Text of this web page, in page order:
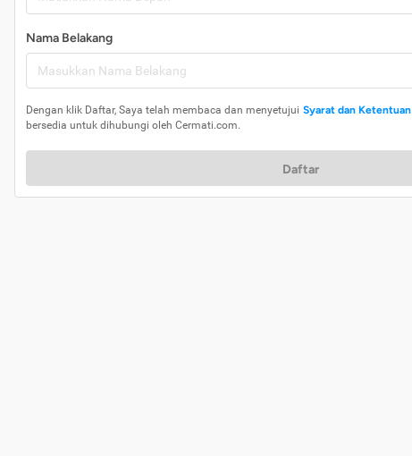
Nama Belakang
Dengan klik Daftar, Saya telah membaca dan menyetujui Syarat dan Ketentuan
bersedia untuk dihubungi oleh Cermati.com.
Daftar